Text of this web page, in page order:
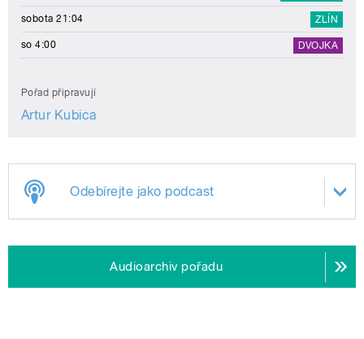
sobota 21:04 ZLÍN
so 4:00 DVOJKA
Pořad připravují
Artur Kubica
Odebírejte jako podcast
Audioarchiv pořadu